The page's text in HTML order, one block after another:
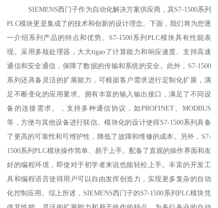
SIEMENS西门子作为自动化解决方案供应商，其S7-1500系列
PLC模块更是集成了的技术和创新的设计理念。下面，我们将为您逐
一介绍系列产品的特点和优势。S7-1500系列PLC模块具有性能表
现。采用多核处理器，大大tigao了计算能力和响应速度。支持高速
通信和安全通信，保障了数据的传输和系统的安全。此外，S7-1500
系列还具备灵活的扩展能力，可根据客户需求进行定制化扩展，满
足不断变化的应用要求。拥有丰富的输入输出接口，满足了不同设
备的连接需求。，支持多种通信协议，如PROFINET、MODBUS
等，方便与其他设备进行联信。模块化的设计使得S7-1500系列具备
了更高的可靠性和可维护性，降低了故障和维修的成本。另外，S7-
1500系列PLC模块操作简单、易于上手。配备了直观的操作界面和友
好的编程环境，即使对于初学者来说也能轻松上手。丰富的开发工
具和编程语言使得用户可以自由发挥创造力，实现更多复杂的自动
化控制应用。综上所述，SIEMENS西门子的S7-1500系列PLC模块凭